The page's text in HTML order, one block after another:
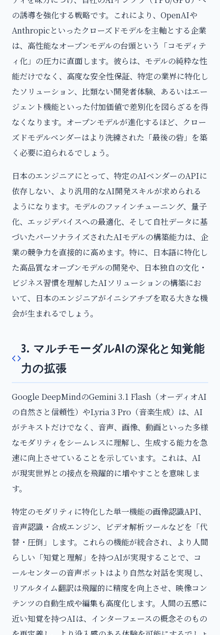
の誘導を強化する戦略です。これにより、OpenAIや
Anthropicといったクローズドモデルを主軸とする企業
は、高性能なオープンモデルの台頭という「コモディテ
ィ化」の圧力に直面します。彼らは、モデルの純粋な性
能だけでなく、高度な安全性保証、特定の業界に特化し
たソリューション、比類ない開発者体験、あるいはエー
ジェント機能といった付加価値で差別化を図らざるを得
なくなります。オープンモデルが進化するほど、クロー
ズドモデルベンダーはより洗練された「最後の砦」を築
く必要に迫られるでしょう。
日本のエンジニアにとって、特定のAIベンダーのAPIに
依存しない、より汎用的なAI開発スキルが求められる
ようになります。モデルのファインチューニング、量子
化、エッジデバイスへの最適化、そして自社データに基
づいたパーソナライズされたAIモデルの構築能力は、企
業の競争力を直接的に高めます。特に、日本語に特化し
た高品質なオープンモデルの開発や、日本独自の文化・
ビジネス習慣を理解したAIソリューションの構築にお
いて、日本のエンジニアがイニシアチブを取る大きな機
会が生まれるでしょう。
3. マルチモーダルAIの深化と知覚能
力の拡張
Google DeepMindのGemini 3.1 Flash（オーディオAI
の自然さと信頼性）やLyria 3 Pro（音楽生成）は、AI
がテキストだけでなく、音声、画像、動画といった多様
なモダリティをシームレスに理解し、生成する能力を急
速に向上させていることを示しています。これは、AI
が現実世界との接点を飛躍的に増やすことを意味しま
す。
特定のモダリティに特化した単一機能の画像認識API、
音声認識・合成エンジン、ビデオ解析ツールなどを「代
替・圧倒」します。これらの機能が統合され、より人間
らしい「知覚と理解」を持つAIが実現することで、コ
ールセンターの音声ボットはより自然な対話を実現し、
リアルタイム翻訳は飛躍的に精度を向上させ、映像コン
テンツの自動生成や編集も高度化します。人間の五感に
近い知覚を持つAIは、インターフェースの概念そのもの